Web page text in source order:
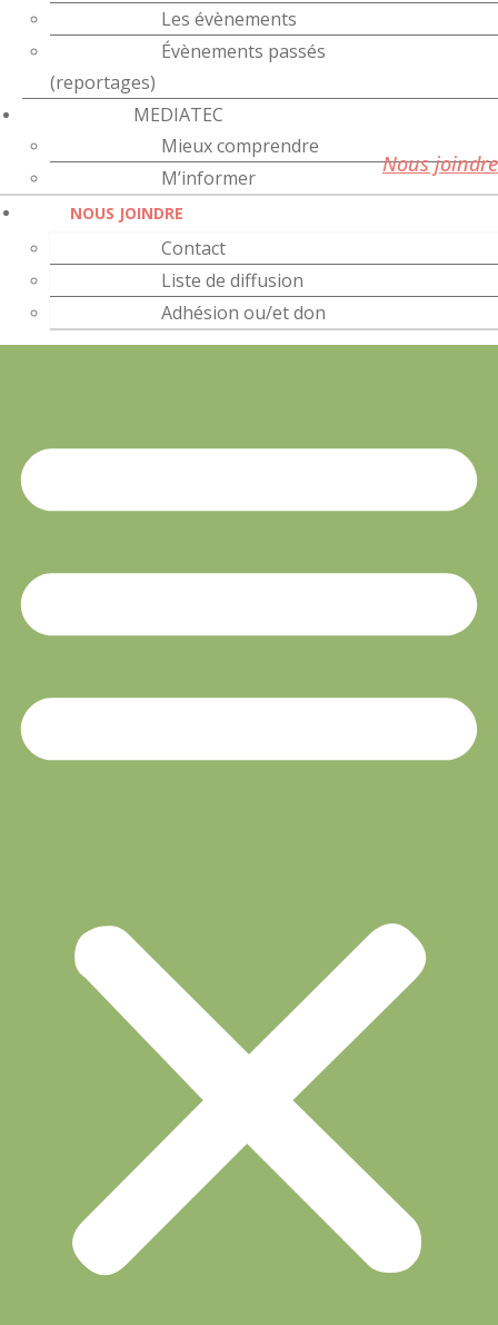
Les évènements
Évènements passés
(reportages)
MEDIATEC
Mieux comprendre
M’informer
Nous joindre
NOUS JOINDRE
Contact
Liste de diffusion
Adhésion ou/et don